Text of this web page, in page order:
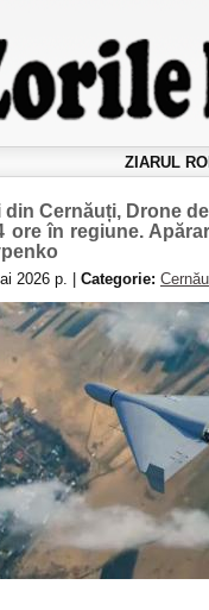
ZIARUL
din Cernăuți, Drone
ore în regiune.
2026 р. | Categorie: